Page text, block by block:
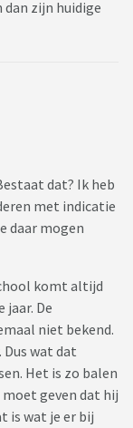
zijn huidige
dat? Ik heb
met indicatie
daar mogen
komt altijd
De
niet bekend.
wat dat
Het is zo balen
geven dat hij
is wat je er bij